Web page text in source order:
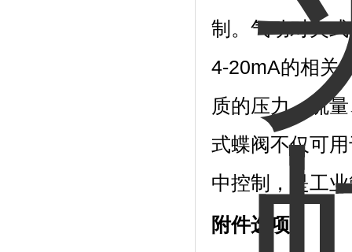
制。气动对夹
4-20mA的相关
质的压力、流
式蝶阀不仅可
中控制，是工
附件选项：